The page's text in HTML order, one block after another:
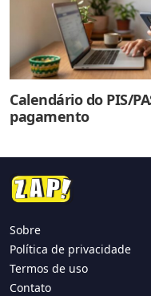
Calendário do PIS/
pagamento
Sobre
Política de privacidade
Termos de uso
Contato